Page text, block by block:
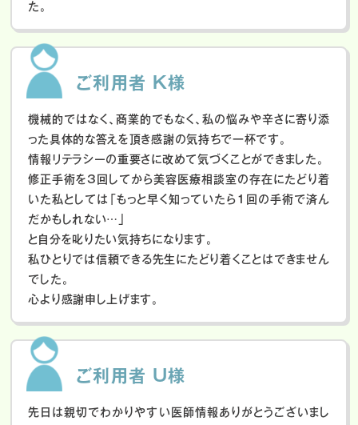
た。
ご利用者 K様
機械的ではなく、商業的でもなく、私の悩みや辛さに寄り添
った具体的な答えを頂き感謝の気持ちで一杯です。
情報リテラシーの重要さに改めて気づくことができました。
修正手術を3回してから美容医療相談室の存在にたどり着
いた私としては「もっと早く知っていたら1回の手術で済ん
だかもしれない…」
と自分を叱りたい気持ちになります。
私ひとりでは信頼できる先生にたどり着くことはできません
でした。
心より感謝申し上げます。
ご利用者 U様
先日は親切でわかりやすい医師情報ありがとうございまし